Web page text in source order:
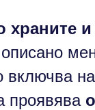
и
включва
проявява